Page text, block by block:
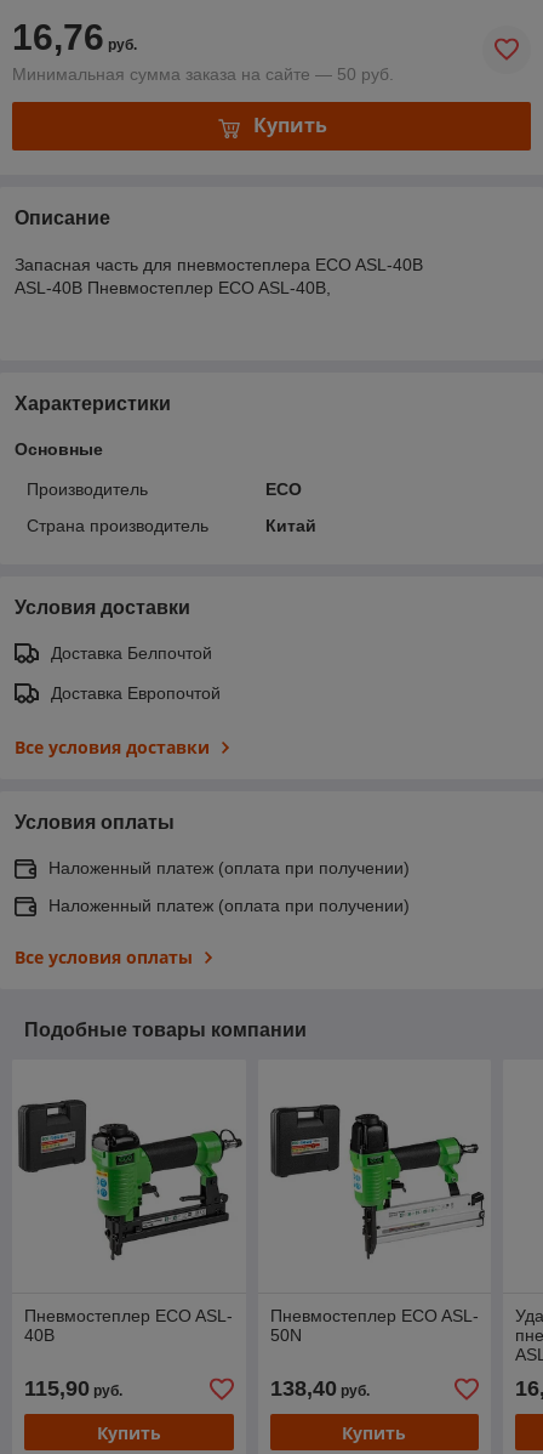
16,76 руб.
Минимальная сумма заказа на сайте — 50 руб.
Купить
Описание
Запасная часть для пневмостеплера ECO ASL-40B
ASL-40B Пневмостеплер ECO ASL-40B,
Характеристики
Основные
Производитель
ECO
Страна производитель
Китай
Условия доставки
Доставка Белпочтой
Доставка Европочтой
Все условия доставки
Условия оплаты
Наложенный платеж (оплата при получении)
Наложенный платеж (оплата при получении)
Все условия оплаты
Подобные товары компании
Пневмостеплер ECO ASL-
40B
115,90 руб.
Купить
Пневмостеплер ECO ASL-
50N
138,40руб.
Купить